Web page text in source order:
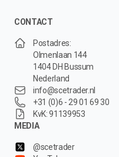
CONTACT
Postadres:
Olmenlaan 144
1404 DH Bussum
Nederland
info@scetrader.nl
+31 (0)6 - 29 01 69 30
KvK: 91139953
MEDIA
@scetrader